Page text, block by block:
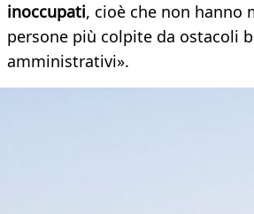
inoccupati, cioè che non hanno
persone più colpite da ostacoli
amministrativi».